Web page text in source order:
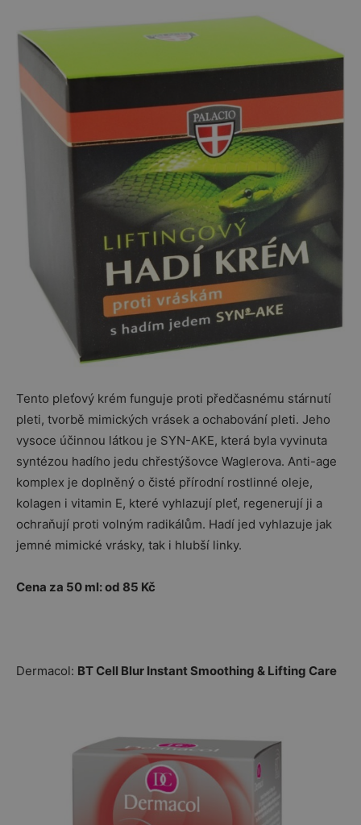
Tento pleťový krém funguje proti předčasnému stárnutí
pleti, tvorbě mimických vrásek a ochabování pleti. Jeho
vysoce účinnou látkou je SYN-AKE, která byla vyvinuta
syntézou hadího jedu chřestýšovce Waglerova. Anti-age
komplex je doplněný o čisté přírodní rostlinné oleje,
kolagen i vitamin E, které vyhlazují pleť, regenerují ji a
ochraňují proti volným radikálům. Hadí jed vyhlazuje jak
jemné mimické vrásky, tak i hlubší linky.
Cena za 50 ml: od 85 Kč
Dermacol: BT Cell Blur Instant Smoothing & Lifting Care